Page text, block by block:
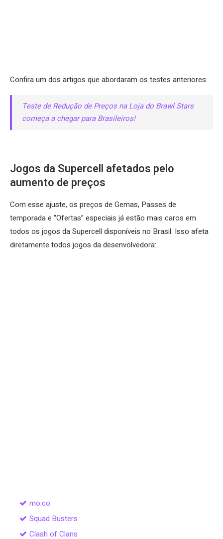
Confira um dos artigos que abordaram os testes anteriores:
Teste de Redução de Preços na Loja do Brawl Stars
começa a chegar para Brasileiros!
Jogos da Supercell afetados pelo
aumento de preços
Com esse ajuste, os preços de Gemas, Passes de
temporada e “Ofertas” especiais já estão mais caros em
todos os jogos da Supercell disponíveis no Brasil. Isso afeta
diretamente todos jogos da desenvolvedora:
mo.co
Squad Busters
Clash of Clans